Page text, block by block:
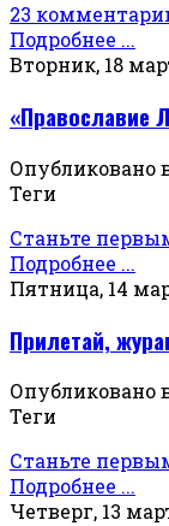
23
Подробнее ...
Вторник, 18
«Православие
Опубликовано
Теги
Станьте
Подробнее ...
Пятница, 14
Прилетай,
Опубликовано
Теги
Станьте
Подробнее ...
Четверг, 13